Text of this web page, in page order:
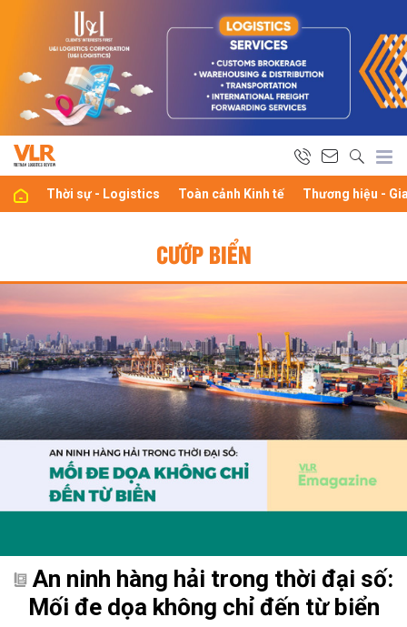
Thời sự - Logistics Toàn cảnh Kinh tế Thương hiệu -
CƯỚP BIỂN
An ninh hàng hải trong thời đại số:
Mối đe dọa không chỉ đến từ biển